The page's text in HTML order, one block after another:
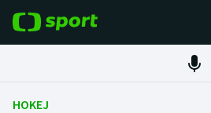
Fotbal
HOKEJ